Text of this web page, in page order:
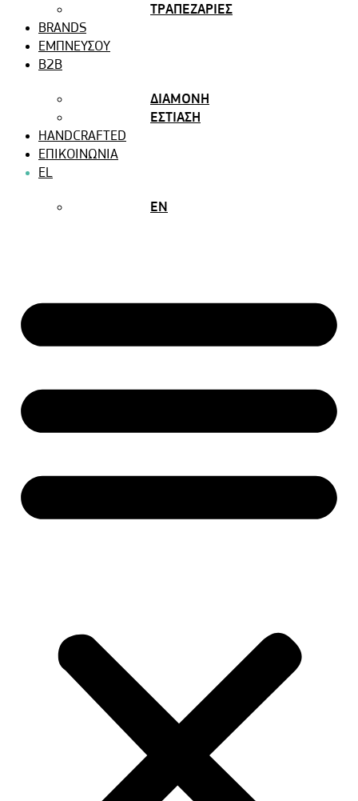
ΤΡΑΠΕΖΑΡΙΕΣ
BRANDS
ΕΜΠΝΕΥΣΟΥ
B2B
ΔΙΑΜΟΝΗ
ΕΣΤΙΑΣΗ
HANDCRAFTED
ΕΠΙΚΟΙΝΩΝΙΑ
EL
EN